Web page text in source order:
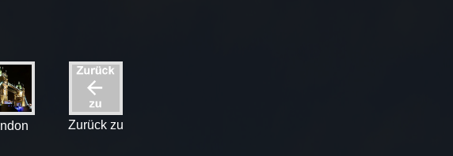
Zurück zu